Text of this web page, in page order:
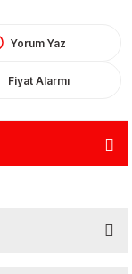
Yorum Yaz
Fiyat Alarmı